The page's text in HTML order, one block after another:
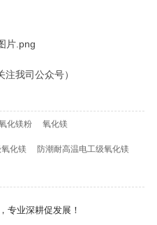
注我司公众号）
化镁粉 氧化镁
化镁 防潮耐高温电工级氧化镁
专业深耕促发展！